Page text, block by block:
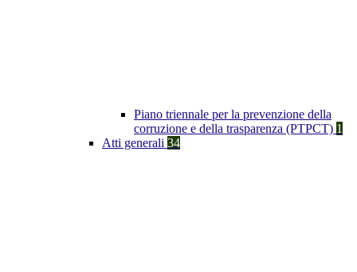
Piano triennale per la prevenzione della
corruzione e della trasparenza (PTPCT) 1
Atti generali 34